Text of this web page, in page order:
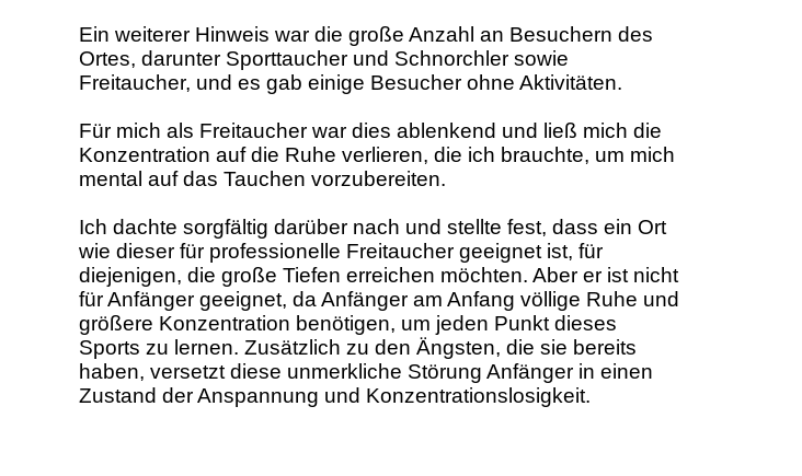
Ein weiterer Hinweis war die große Anzahl an Besuchern des
Ortes, darunter Sporttaucher und Schnorchler sowie
Freitaucher, und es gab einige Besucher ohne Aktivitäten.
Für mich als Freitaucher war dies ablenkend und ließ mich die
Konzentration auf die Ruhe verlieren, die ich brauchte, um mich
mental auf das Tauchen vorzubereiten.
Ich dachte sorgfältig darüber nach und stellte fest, dass ein Ort
wie dieser für professionelle Freitaucher geeignet ist, für
diejenigen, die große Tiefen erreichen möchten. Aber er ist nicht
für Anfänger geeignet, da Anfänger am Anfang völlige Ruhe und
größere Konzentration benötigen, um jeden Punkt dieses
Sports zu lernen. Zusätzlich zu den Ängsten, die sie bereits
haben, versetzt diese unmerkliche Störung Anfänger in einen
Zustand der Anspannung und Konzentrationslosigkeit.